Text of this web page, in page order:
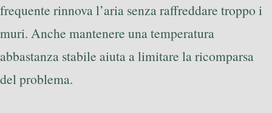
frequente rinnova l’aria senza raffreddare troppo i
muri. Anche mantenere una temperatura
abbastanza stabile aiuta a limitare la ricomparsa
del problema.